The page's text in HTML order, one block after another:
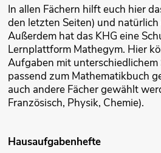
In allen Fächern hilft euch hier
den letzten Seiten) und natürlich
Außerdem hat das KHG eine
Lernplattform Mathegym. Hier
Aufgaben mit
passend zum Mathematikbuch
auch andere Fächer gewählt
Französisch, Physik, Chemie).
Hausaufgabenhefte